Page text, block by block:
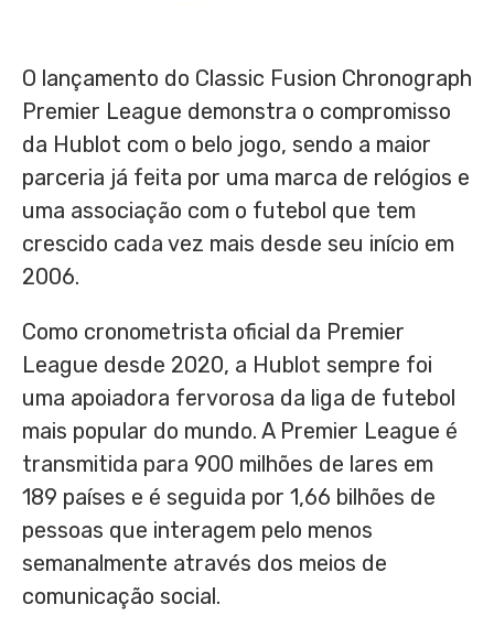
O lançamento do Classic Fusion Chronograph
Premier League demonstra o compromisso
da Hublot com o belo jogo, sendo a maior
parceria já feita por uma marca de relógios e
uma associação com o futebol que tem
crescido cada vez mais desde seu início em
2006.
Como cronometrista oficial da Premier
League desde 2020, a Hublot sempre foi
uma apoiadora fervorosa da liga de futebol
mais popular do mundo. A Premier League é
transmitida para 900 milhões de lares em
189 países e é seguida por 1,66 bilhões de
pessoas que interagem pelo menos
semanalmente através dos meios de
comunicação social.